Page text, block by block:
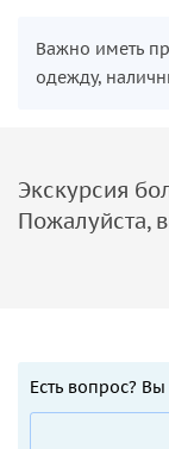
Важно иметь
одежду,
Экскурсия
Пожалуйста,
Есть вопрос?